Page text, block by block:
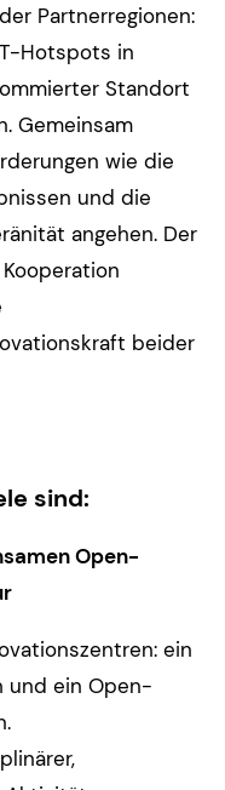
Partnerregionen:
Hotspots in
Standort
Gemeinsam
wie die
und die
angehen. Der
beider
sind:
Open-
ein
und ein Open-